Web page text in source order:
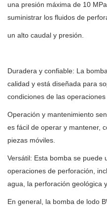
una presión máxima de 10
suministrar los fluidos de
un alto caudal y presión.
Duradera y confiable: La
calidad y está diseñada para
condiciones de las operaciones
Operación y mantenimiento
es fácil de operar y mantener,
piezas móviles.
Versátil: Esta bomba se puede
operaciones de perforación,
agua, la perforación geológica
En general, la bomba de lodo